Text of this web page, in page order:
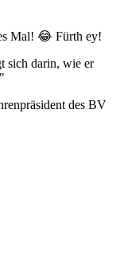
Mal! 😂 Fürth ey!
sich darin, wie er
des BV